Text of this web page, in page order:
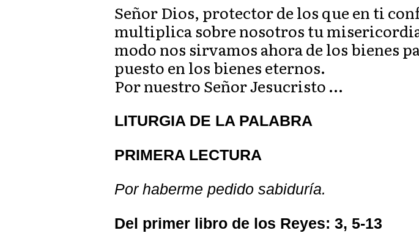
Señor Dios, protector de los que en ti
multiplica sobre nosotros tu
modo nos sirvamos ahora de los bienes
puesto en los bienes eternos.
Por nuestro Señor Jesucristo …
LITURGIA DE LA PALABRA
PRIMERA LECTURA
Por haberme pedido sabiduría.
Del primer libro de los Reyes: 3, 5-13